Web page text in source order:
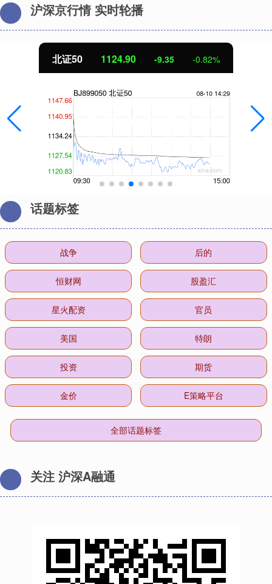
沪深京行情 实时轮播
北证50 1124.90 -9.35 -0.82%
话题标签
战争 后的
恒财网 股盈汇
星火配资 官员
美国 特朗
投资 期货
金价 E策略平台
全部话题标签
关注 沪深A融通